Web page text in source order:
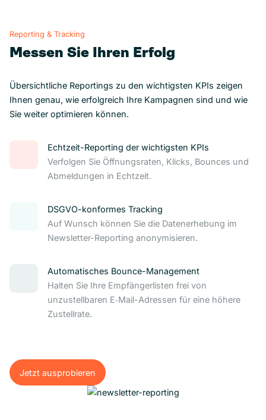
Reporting & Tracking
Messen Sie Ihren Erfolg
Übersichtliche Reportings zu den wichtigsten KPIs zeigen
Ihnen genau, wie erfolgreich Ihre Kampagnen sind und wie
Sie weiter optimieren können.
Echtzeit-Reporting der wichtigsten KPIs
Verfolgen Sie Öffnungsraten, Klicks, Bounces und
Abmeldungen in Echtzeit.
DSGVO-konformes Tracking
Auf Wunsch können Sie die Datenerhebung im
Newsletter-Reporting anonymisieren.
Automatisches Bounce-Management
Halten Sie Ihre Empfängerlisten frei von
unzustellbaren E‑Mail-Adressen für eine höhere
Zustellrate.
Jetzt ausprobieren
Jetzt ausprobieren